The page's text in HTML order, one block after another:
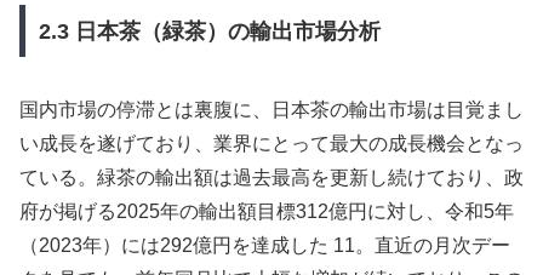
2.3 日本茶（緑茶）の輸出市場分析
国内市場の停滞とは裏腹に、日本茶の輸出市場は目覚まし
い成長を遂げており、業界にとって最大の成長機会となっ
ている。緑茶の輸出額は過去最高を更新し続けており、政
府が掲げる2025年の輸出額目標312億円に対し、令和5年
（2023年）には292億円を達成した 11。直近の月次デー